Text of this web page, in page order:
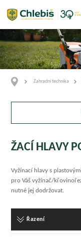
Zahradní technika
ŽACÍ HLAVY
Vyžínací hlavy s
pro Váš vyžínač/
nutné jej dodržovat.
Řazení